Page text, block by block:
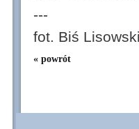
---
fot. Biś
« powrót